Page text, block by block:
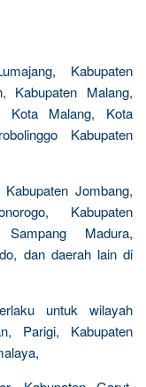
Kabupaten
Kabupaten Malang,
Kota Malang, Kota
Kabupaten
Jombang,
Kabupaten
Madura,
dan daerah lain di
untuk wilayah
Parigi, Kabupaten